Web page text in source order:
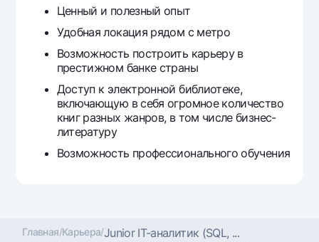
Ценный и полезный опыт
Удобная локация рядом с метро
Возможность построить карьеру в
престижном банке страны
Доступ к электронной библиотеке,
включающую в себя огромное количество
книг разных жанров, в том числе бизнес-
литературу
Возможность профессионального обучения
Главная/Карьера/Junior IT-аналитик (SQL, ...